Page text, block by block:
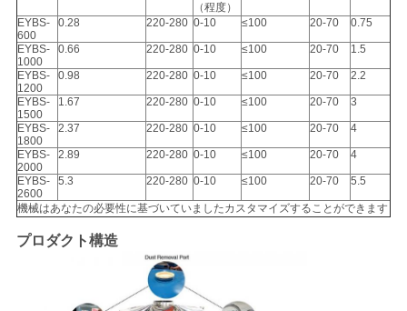
（程度）
EYBS-
600
0.28 220-280 0-10 ≤100 20-70 0.75
EYBS-
1000
0.66 220-280 0-10 ≤100 20-70 1.5
EYBS-
1200
0.98 220-280 0-10 ≤100 20-70 2.2
EYBS-
1500
1.67 220-280 0-10 ≤100 20-70 3
EYBS-
1800
2.37 220-280 0-10 ≤100 20-70 4
EYBS-
2000
2.89 220-280 0-10 ≤100 20-70 4
EYBS-
2600
5.3 220-280 0-10 ≤100 20-70 5.5
機械はあなたの必要性に基づいていましたカスタマイズすることができます
プロダクト構造